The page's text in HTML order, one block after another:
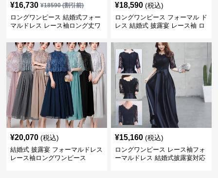
¥16,730 ¥18590(割引前)
ロングワンピース 結婚式フォー
マルドレス レース袖ロング丈ワ
¥18,590 (税込)
ロングワンピース フォーマル ド
レス 結婚式 披露宴 レース袖 ロ
¥20,070 (税込)
結婚式 披露宴 フォーマルドレス
レース袖ロングワンピース
¥15,160 (税込)
ロングワンピース レース袖フォ
ーマルドレス 結婚式披露宴対応